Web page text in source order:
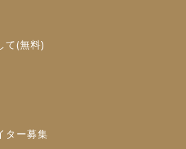
て(無料)
ター募集